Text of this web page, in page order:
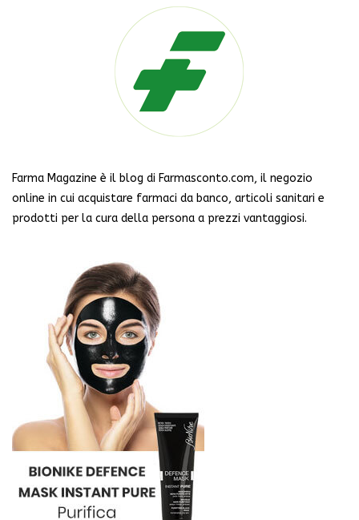
Farma Magazine è il blog di Farmasconto.com, il negozio
online in cui acquistare farmaci da banco, articoli sanitari e
prodotti per la cura della persona a prezzi vantaggiosi.